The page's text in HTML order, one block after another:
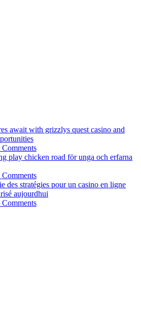
await with grizzlys quest casino and
play chicken road för unga och erfarna
des stratégies pour un casino en ligne
aujourdhui